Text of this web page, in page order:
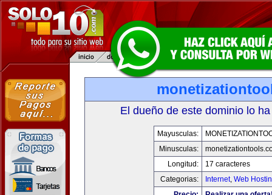
El dueño de este dominio lo
Mayusculas:
Minusculas:
Longitud:
17 caracteres
Categorias:
Internet, Web